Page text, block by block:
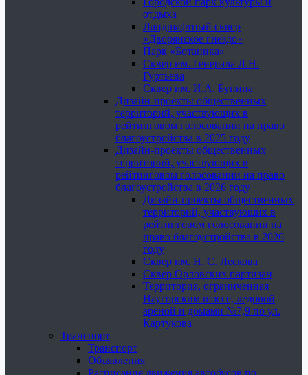
отдыха
Ландшафтный сквер
«Дворянское гнездо»
Парк «Ботаника»
Сквер им. Генерала Л.Н.
Гуртьева
Сквер им. И.А. Бунина
Дизайн-проекты общественных
территорий, участвующих в
рейтинговом голосовании на право
благоустройства в 2025 году
Дизайн-проекты общественных
территорий, участвующих в
рейтинговом голосовании на право
благоустройства в 2026 году
Дизайн-проекты общественных
территорий, участвующих в
рейтинговом голосовании на
право благоустройства в 2026
году
Сквер им. Н. С. Лескова
Сквер Орловских партизан
Территория, ограниченная
Наугорским шоссе, ледовой
ареной и домами №7,9 по ул.
Картукова
Транспорт
Транспорт
Объявления
Расписание движения автобусов по